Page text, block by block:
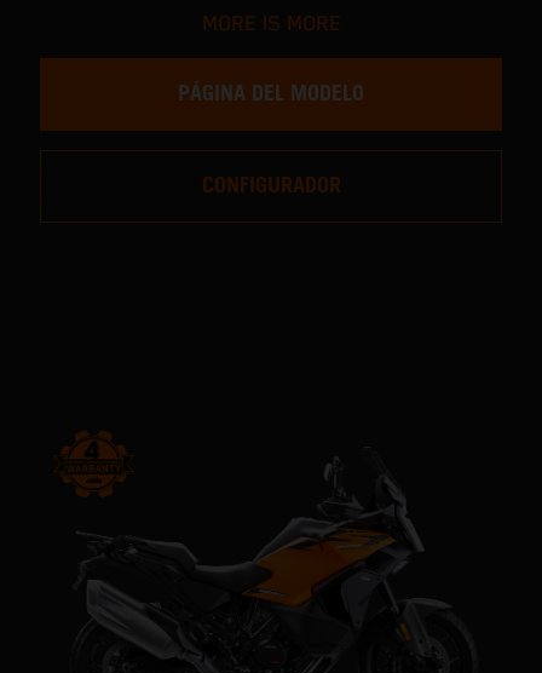
MORE IS MORE
PÁGINA DEL MODELO
CONFIGURADOR